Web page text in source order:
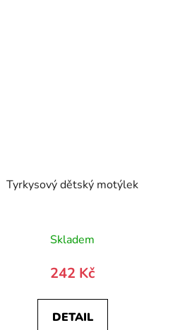
Tyrkysový dětský motýlek
Skladem
242 Kč
DETAIL